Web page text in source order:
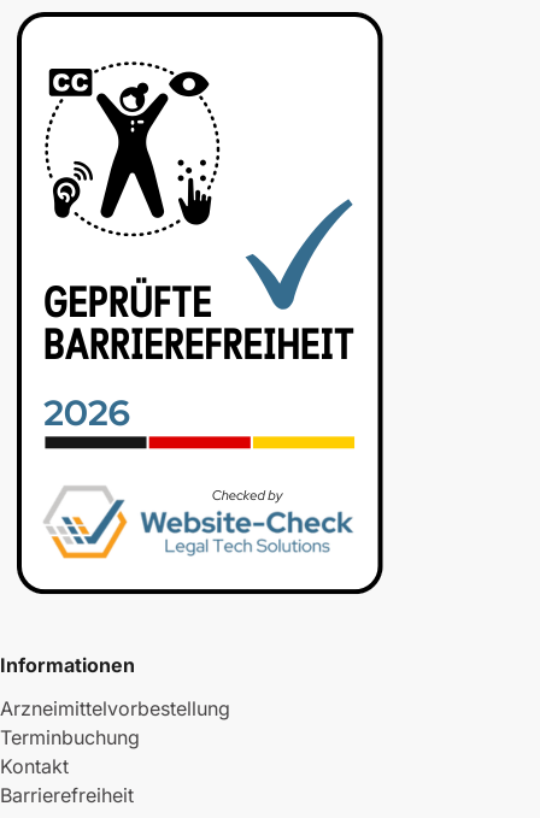
Informationen
Arzneimittelvorbestellung
Terminbuchung
Kontakt
Barrierefreiheit